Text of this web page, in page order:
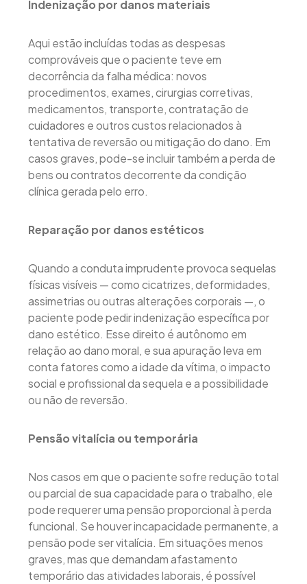
Indenização por danos materiais
Aqui estão incluídas todas as despesas
comprováveis que o paciente teve em
decorrência da falha médica: novos
procedimentos, exames, cirurgias corretivas,
medicamentos, transporte, contratação de
cuidadores e outros custos relacionados à
tentativa de reversão ou mitigação do dano. Em
casos graves, pode-se incluir também a perda de
bens ou contratos decorrente da condição
clínica gerada pelo erro.
Reparação por danos estéticos
Quando a conduta imprudente provoca sequelas
físicas visíveis — como cicatrizes, deformidades,
assimetrias ou outras alterações corporais —, o
paciente pode pedir indenização específica por
dano estético. Esse direito é autônomo em
relação ao dano moral, e sua apuração leva em
conta fatores como a idade da vítima, o impacto
social e profissional da sequela e a possibilidade
ou não de reversão.
Pensão vitalícia ou temporária
Nos casos em que o paciente sofre redução total
ou parcial de sua capacidade para o trabalho, ele
pode requerer uma pensão proporcional à perda
funcional. Se houver incapacidade permanente, a
pensão pode ser vitalícia. Em situações menos
graves, mas que demandam afastamento
temporário das atividades laborais, é possível